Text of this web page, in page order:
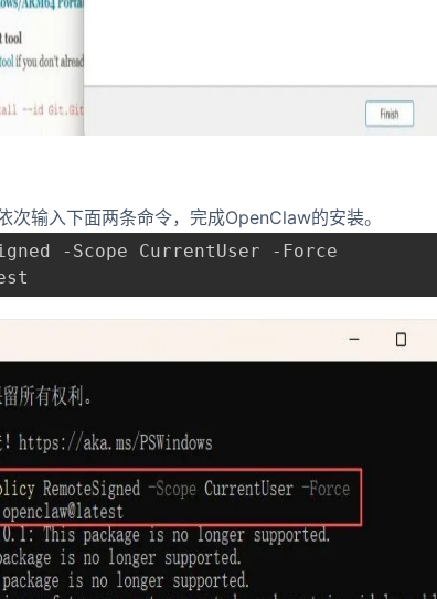
次输入下面两条命令，完成OpenClaw的安装。